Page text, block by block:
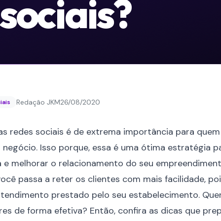
Redação JKM26/08/2020
redes sociais é de extrema importância para
Isso porque, essa é uma ótima estratégia
e melhorar o relacionamento do seu
passa a reter os clientes com mais facilidade,
prestado pelo seu estabelecimento.
de forma efetiva? Então, confira as dicas que